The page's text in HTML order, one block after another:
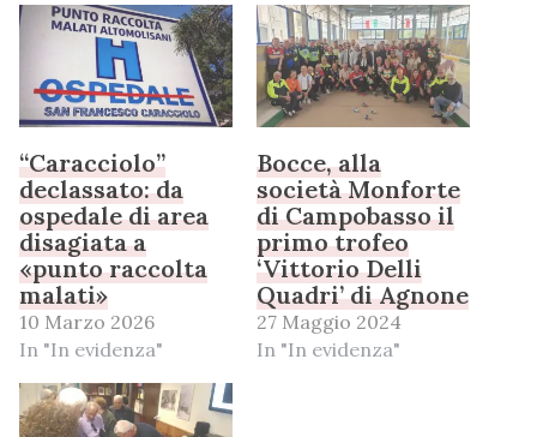
“Caracciolo”
declassato: da
ospedale di area
disagiata a
«punto raccolta
malati»
10 Marzo 2026
In "In evidenza"
Bocce, alla
società Monforte
di Campobasso il
primo trofeo
‘Vittorio Delli
Quadri’ di Agnone
27 Maggio 2024
In "In evidenza"